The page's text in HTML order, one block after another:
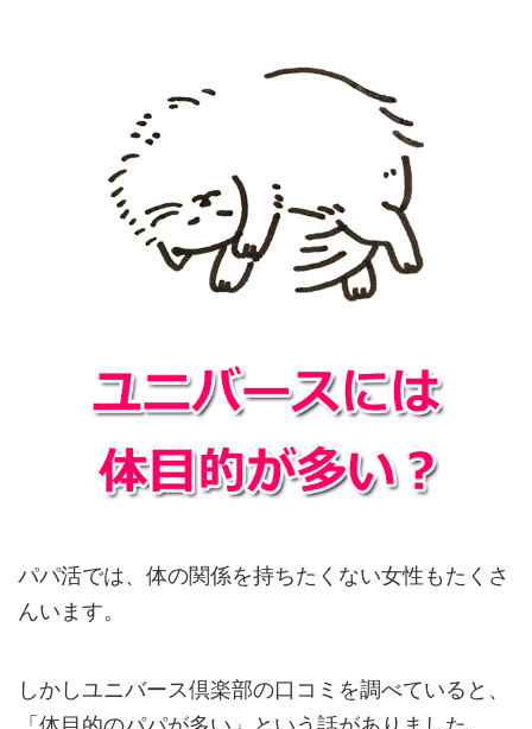
パパ活では、体の関係を持ちたくない女性もたくさ
んいます。
しかしユニバース倶楽部の口コミを調べていると、